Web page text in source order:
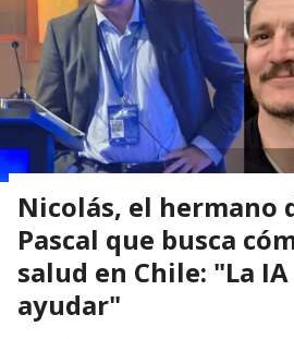
Nicolás, el hermano
Pascal que busca
salud en Chile: "La
ayudar"